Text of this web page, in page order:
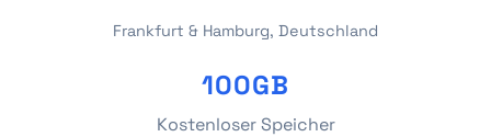
Frankfurt & Hamburg, Deutschland
100GB
Kostenloser Speicher